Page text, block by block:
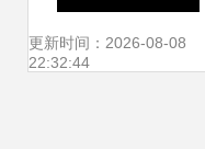
绝缘法兰应用解析
更新时间：2026-08-08
22:32:44